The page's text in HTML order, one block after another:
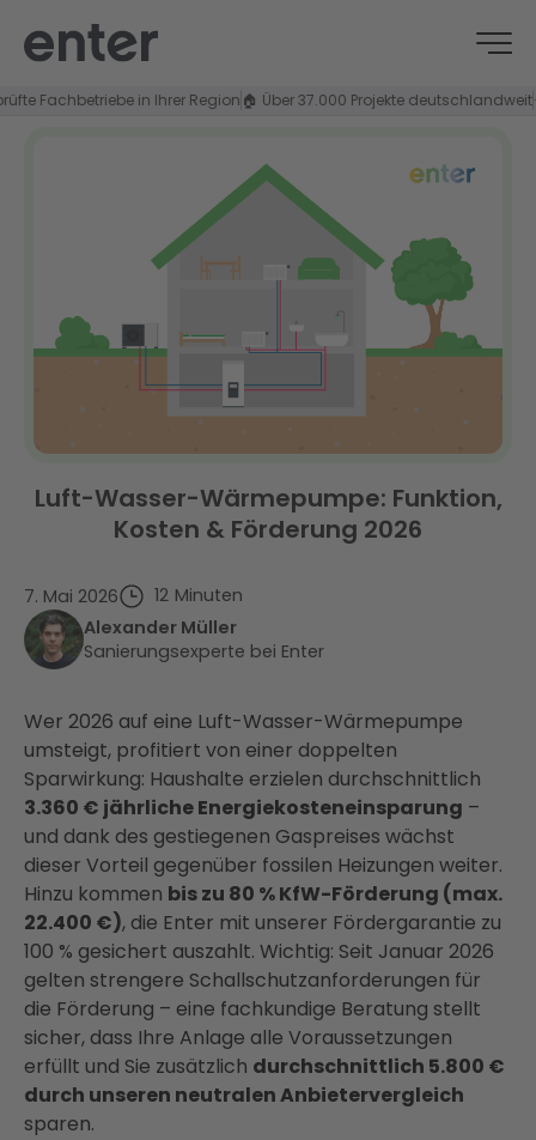
in Ihrer Region🏠 Über 37.000 Projekte deutschlandweit⭐
Luft-Wasser-Wärmepumpe: Funktion,
Kosten & Förderung 2026
7. Mai 2026 12 Minuten
Alexander Müller
Sanierungsexperte bei Enter
Wer 2026 auf eine Luft-Wasser-Wärmepumpe
umsteigt, profitiert von einer doppelten
Sparwirkung: Haushalte erzielen durchschnittlich
3.360 € jährliche Energiekosteneinsparung –
und dank des gestiegenen Gaspreises wächst
dieser Vorteil gegenüber fossilen Heizungen weiter.
Hinzu kommen bis zu 80 % KfW-Förderung (max.
22.400 €), die Enter mit unserer Fördergarantie zu
100 % gesichert auszahlt. Wichtig: Seit Januar 2026
gelten strengere Schallschutzanforderungen für
die Förderung – eine fachkundige Beratung stellt
sicher, dass Ihre Anlage alle Voraussetzungen
erfüllt und Sie zusätzlich durchschnittlich 5.800 €
durch unseren neutralen Anbietervergleich
sparen.